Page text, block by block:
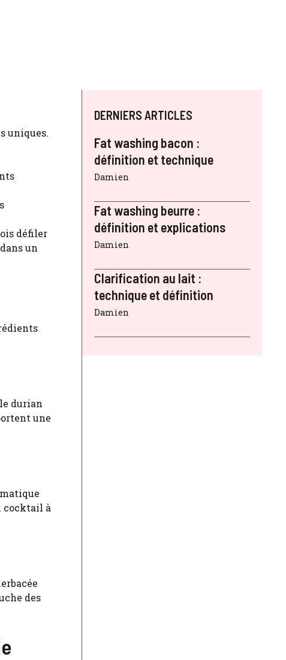
uniques.
défiler
un
durian
une
cocktail à
des
DERNIERS ARTICLES
Fat washing bacon :
définition et technique
Damien
Fat washing beurre :
définition et explications
Damien
Clarification au lait :
technique et définition
Damien